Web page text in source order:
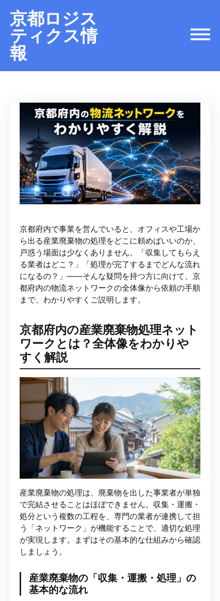
京都ロジス
ティクス情
報
京都府内で事業を営んでいると、オフィスや工場か
ら出る産業廃棄物の処理をどこに頼めばいいのか、
戸惑う場面は少なくありません。「収集してもらえ
る業者はどこ？」「処理が完了するまでどんな流れ
になるの？」——そんな疑問を持つ方に向けて、京
都府内の物流ネットワークの全体像から依頼の手順
まで、わかりやすくご説明します。
京都府内の産業廃棄物処理ネット
ワークとは？全体像をわかりや
すく解説
産業廃棄物の処理は、廃棄物を出した事業者が単独
で完結させることはほぼできません。収集・運搬・
処分という複数の工程を、専門の業者が連携して担
う「ネットワーク」が機能することで、適切な処理
が実現します。まずはその基本的な仕組みから確認
しましょう。
産業廃棄物の「収集・運搬・処理」の
基本的な流れ